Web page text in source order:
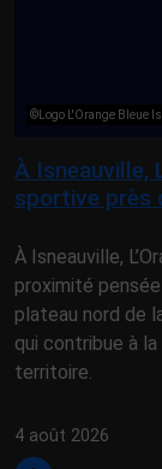
©Logo L'Orange Bleue
À Isneauville,
sportive près
À Isneauville,
proximité
plateau nord de
qui contribue à
territoire.
4 août 2026